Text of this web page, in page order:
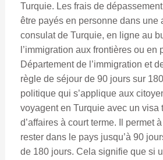
Turquie. Les frais de
être payés en personne dans une
consulat de Turquie, en ligne au
l’immigration aux frontières ou en
Département de l’immigration et
règle de séjour de 90 jours sur
politique qui s’applique aux
voyagent en Turquie avec un visa
d’affaires à court terme. Il permet
rester dans le pays jusqu’à 90
de 180 jours. Cela signifie que si